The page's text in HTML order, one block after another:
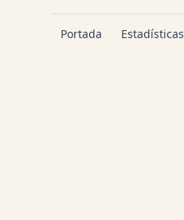
Portada Estadísticas